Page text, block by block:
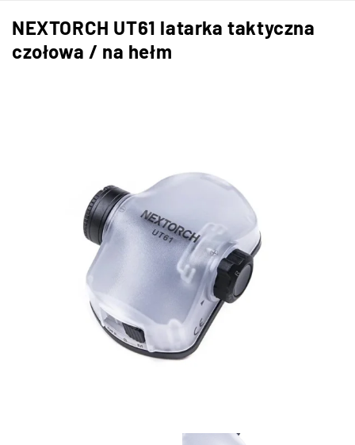
NEXTORCH UT61 latarka taktyczna
czołowa / na hełm